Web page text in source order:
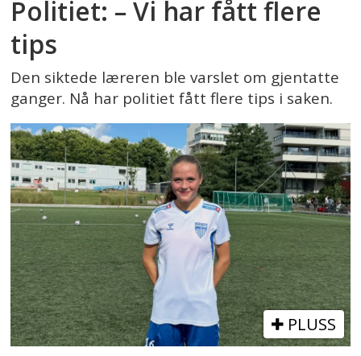
Politiet: – Vi har fått flere
tips
Den siktede læreren ble varslet om gjentatte
ganger. Nå har politiet fått flere tips i saken.
PLUSS